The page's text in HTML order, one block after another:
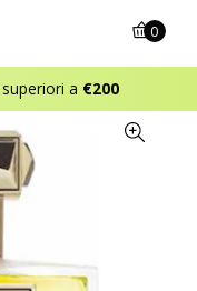
a €200
0